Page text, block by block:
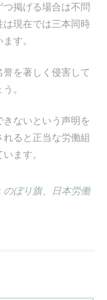
掲げる場合は不問
現在では三本同時
す。
を著しく侵害して
。
ないという声明を
ると正当な労働組
ます。
のぼり旗、 日本労働